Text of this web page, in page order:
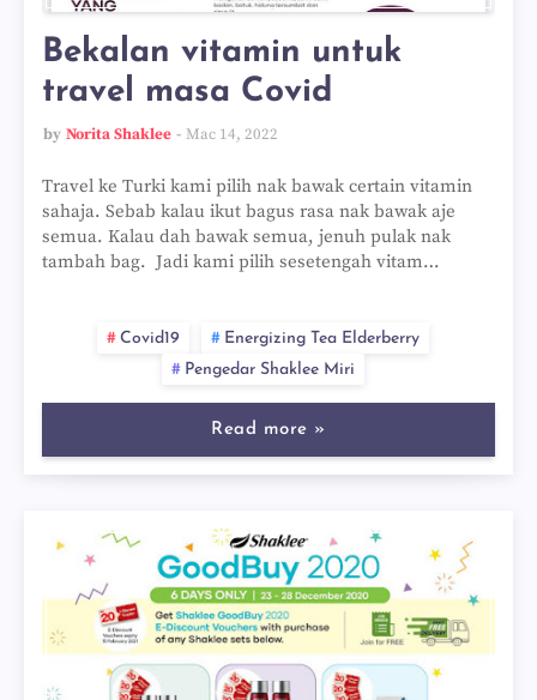
Bekalan vitamin untuk
travel masa Covid
by Norita Shaklee Mac 14, 2022
Travel ke Turki kami pilih nak bawak certain vitamin
sahaja. Sebab kalau ikut bagus rasa nak bawak aje
semua. Kalau dah bawak semua, jenuh pulak nak
tambah bag. Jadi kami pilih sesetengah vitam…
Covid19
Energizing Tea Elderberry
Pengedar Shaklee Miri
Read more »